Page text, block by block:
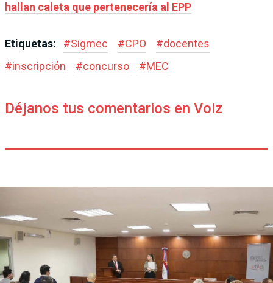
hallan caleta que pertenecería al EPP
Etiquetas: #Sigmec #CPO #docentes
#inscripción #concurso #MEC
Déjanos tus comentarios en Voiz